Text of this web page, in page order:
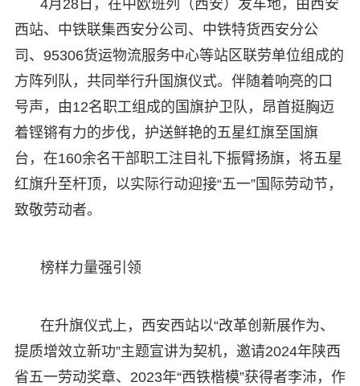
4月28日，在中欧班列（西安）发车地，由西安
西站、中铁联集西安分公司、中铁特货西安分公
司、95306货运物流服务中心等站区联劳单位组成的
方阵列队，共同举行升国旗仪式。伴随着响亮的口
号声，由12名职工组成的国旗护卫队，昂首挺胸迈
着铿锵有力的步伐，护送鲜艳的五星红旗至国旗
台，在160余名干部职工注目礼下振臂扬旗，将五星
红旗升至杆顶，以实际行动迎接“五一”国际劳动节，
致敬劳动者。
榜样力量强引领
在升旗仪式上，西安西站以“改革创新展作为、
提质增效立新功”主题宣讲为契机，邀请2024年陕西
省五一劳动奖章、2023年“西铁楷模”获得者李沛，作